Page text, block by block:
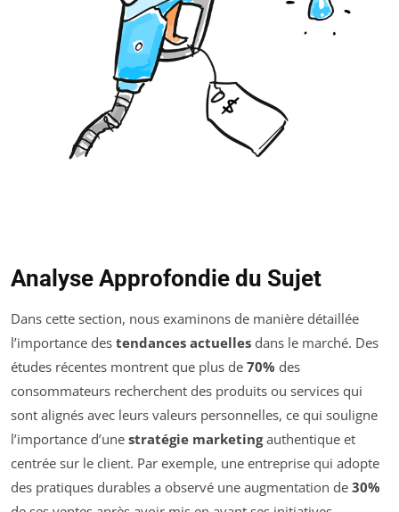
Analyse Approfondie du Sujet
Dans cette section, nous examinons de manière détaillée
l’importance des tendances actuelles dans le marché. Des
études récentes montrent que plus de 70% des
consommateurs recherchent des produits ou services qui
sont alignés avec leurs valeurs personnelles, ce qui souligne
l’importance d’une stratégie marketingauthentique et
centrée sur le client. Par exemple, une entreprise qui adopte
des pratiques durables a observé une augmentation de 30%